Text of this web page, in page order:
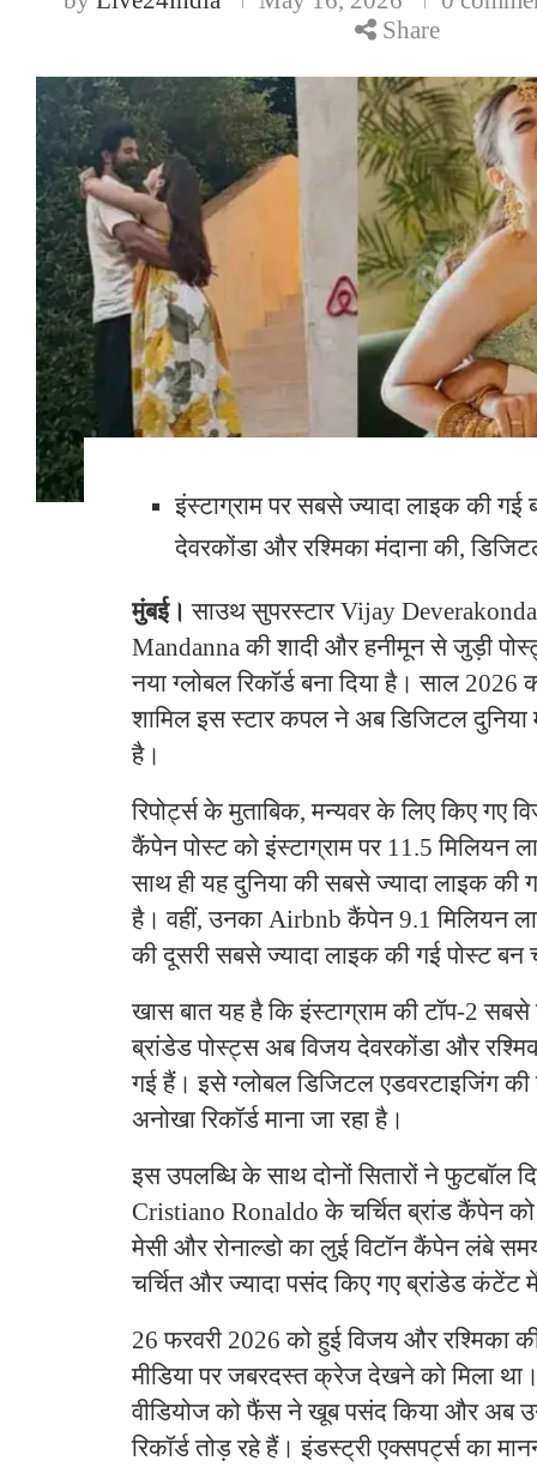
Share
इंस्टाग्राम पर सबसे ज्यादा लाइक की गई
देवरकोंडा और रश्मिका मंदाना की,
मुंबई। साउथ सुपरस्टार Vijay
Mandanna की शादी और हनीमून से जुड़ी
नया ग्लोबल रिकॉर्ड बना दिया है। साल 2026
शामिल इस स्टार कपल ने अब डिजिटल दुनिया
है।
रिपोर्ट्स के मुताबिक, मन्यवर के लिए किए गए
कैंपेन पोस्ट को इंस्टाग्राम पर 11.5
साथ ही यह दुनिया की सबसे ज्यादा लाइक की
है। वहीं, उनका Airbnb कैंपेन 9.1 मिलियन
की दूसरी सबसे ज्यादा लाइक की गई पोस्ट बन
खास बात यह है कि इंस्टाग्राम की टॉप-2 सबसे
ब्रांडेड पोस्ट्स अब विजय देवरकोंडा और
गई हैं। इसे ग्लोबल डिजिटल एडवरटाइजिंग
अनोखा रिकॉर्ड माना जा रहा है।
इस उपलब्धि के साथ दोनों सितारों ने फुटबॉल
Cristiano Ronaldo के चर्चित ब्रांड कैंपेन को
मेसी और रोनाल्डो का लुई विटॉन कैंपेन लंबे
चर्चित और ज्यादा पसंद किए गए ब्रांडेड कंटेंट
26 फरवरी 2026 को हुई विजय और रश्मिका
मीडिया पर जबरदस्त क्रेज देखने को मिला
वीडियोज को फैंस ने खूब पसंद किया और अब
रिकॉर्ड तोड़ रहे हैं। इंडस्ट्री एक्सपर्ट्स का